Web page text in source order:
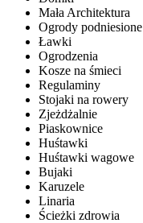
Mała Architektura
Ogrody podniesione
Ławki
Ogrodzenia
Kosze na śmieci
Regulaminy
Stojaki na rowery
Zjeżdżalnie
Piaskownice
Huśtawki
Huśtawki wagowe
Bujaki
Karuzele
Linaria
Ścieżki zdrowia